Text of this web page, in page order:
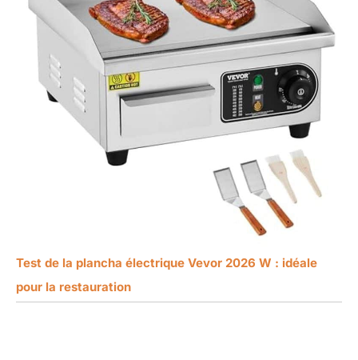
Test de la plancha électrique Vevor 2026 W : idéale
pour la restauration